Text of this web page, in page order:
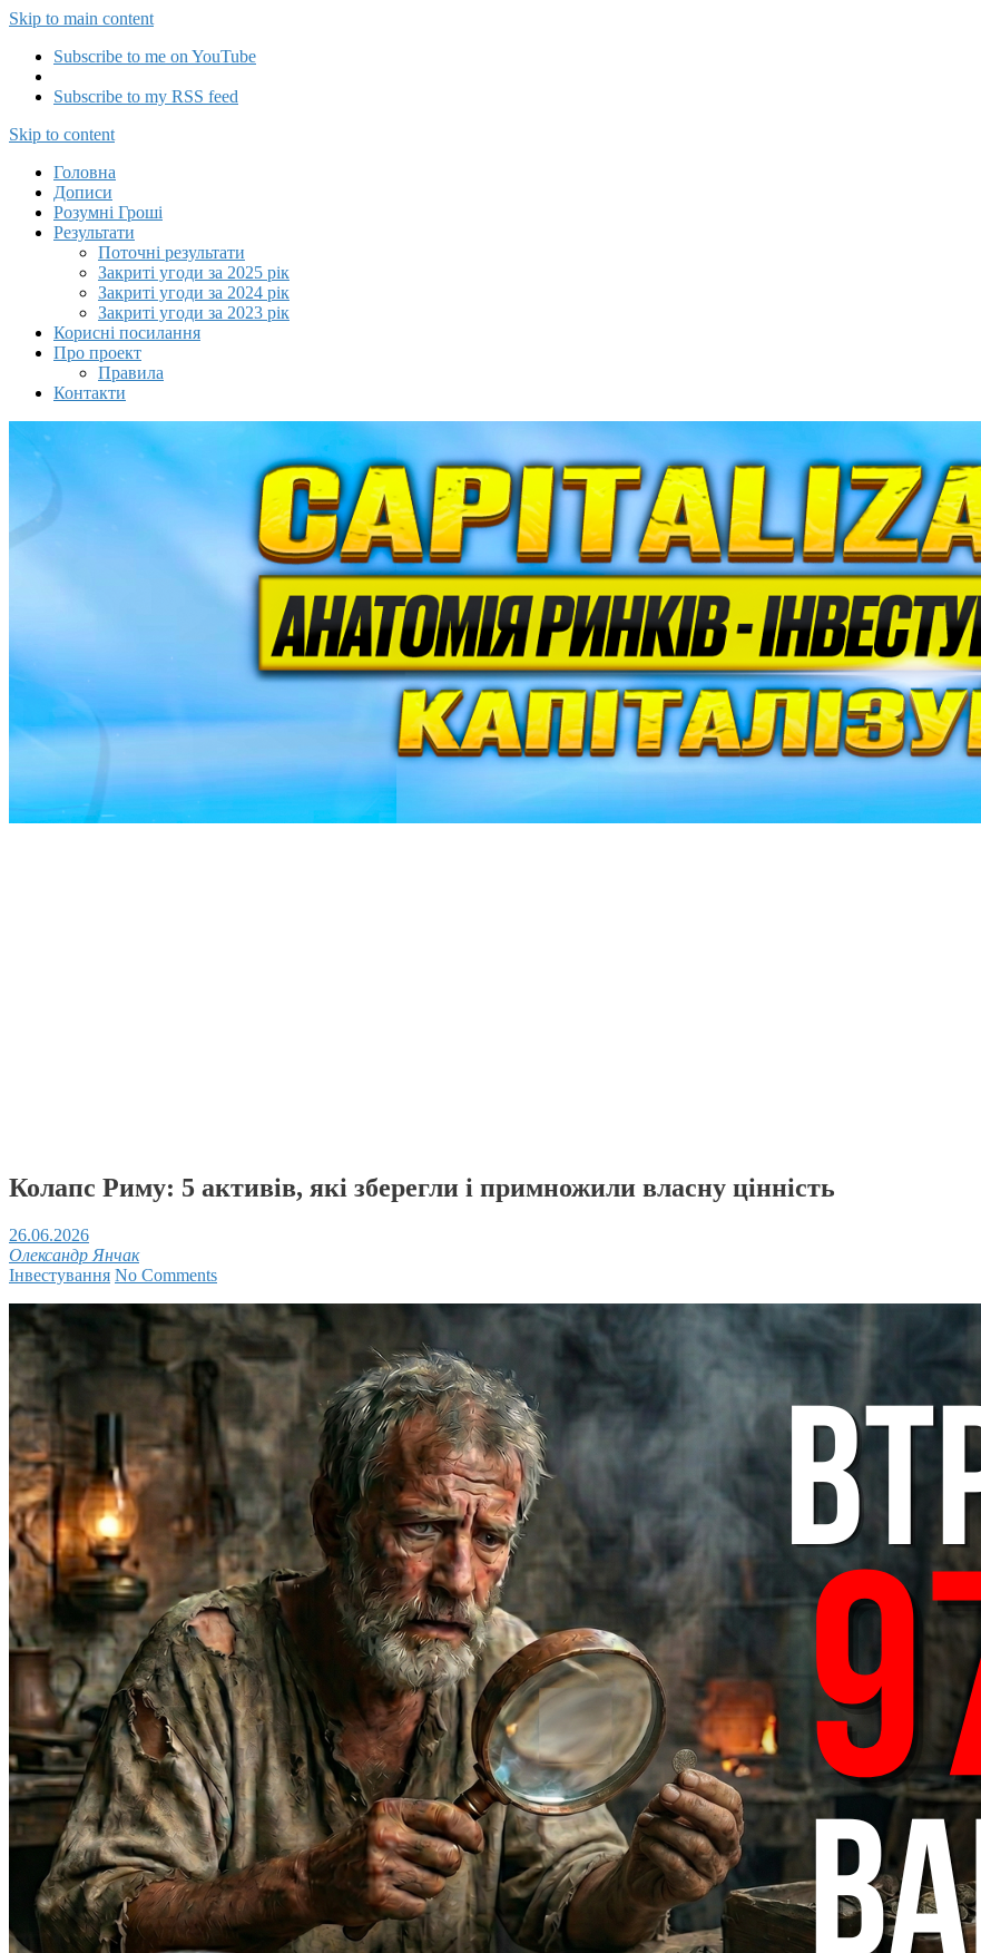
Skip to main content
Subscribe to me on YouTube
Subscribe to my RSS feed
Capitalizator UA
Skip to content
Головна
Дописи
Розумні Гроші
Результати
Поточні результати
Закриті угоди за 2025 рік
Закриті угоди за 2024 рік
Закриті угоди за 2023 рік
Корисні посилання
Про проект
Правила
Контакти
Колапс Риму: 5 активів, які зберегли і примножили власну цінність
26.06.2026
Олександр Янчак
Інвестування No Comments